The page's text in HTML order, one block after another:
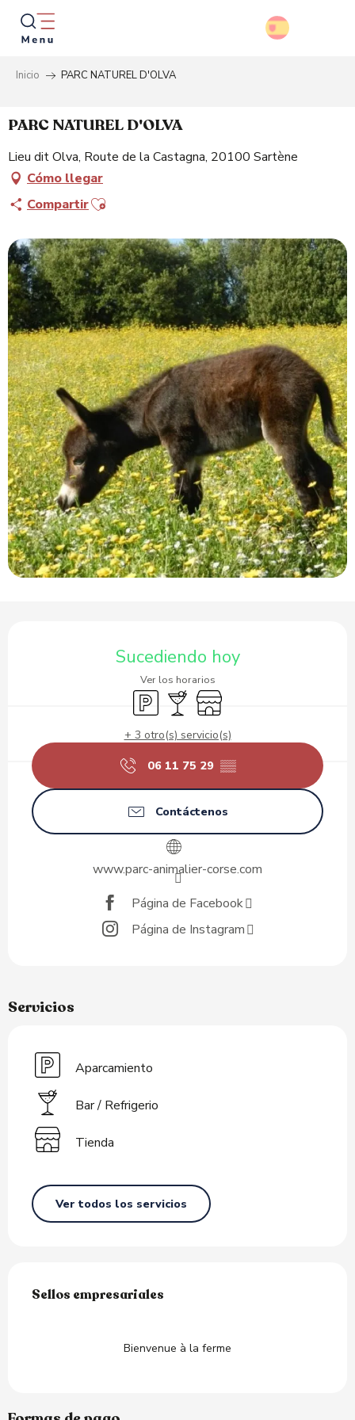
Aller
contenu
principal
Inicio PARC NATUREL D'OLVA
PARC NATUREL D'OLVA
Lieu dit Olva, Route de la Castagna, 20100 Sartène
Cómo llegar
CompartirAjouter aux favoris
Sucediendo hoy
Ver los horarios
Aparcamiento
Bar / Refrigerio
Tienda
+ 3 otro(s) servicio(s)
06 11 75 29 ▒▒
Contáctenos
www.parc-animalier-corse.com
Página de Facebook
Página de Instagram
Servicios
Aparcamiento
Bar / Refrigerio
Tienda
Ver todos los servicios
Sellos empresariales
Sellos empresariales
Bienvenue à la ferme